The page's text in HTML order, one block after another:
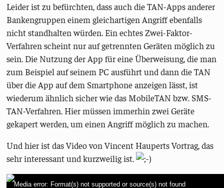
Leider ist zu befürchten, dass auch die TAN-Apps anderer
Bankengruppen einem gleichartigen Angriff ebenfalls
nicht standhalten würden. Ein echtes Zwei-Faktor-
Verfahren scheint nur auf getrennten Geräten möglich zu
sein. Die Nutzung der App für eine Überweisung, die man
zum Beispiel auf seinem PC ausführt und dann die TAN
über die App auf dem Smartphone anzeigen lässt, ist
wiederum ähnlich sicher wie das MobileTAN bzw. SMS-
TAN-Verfahren. Hier müssen immerhin zwei Geräte
gekapert werden, um einen Angriff möglich zu machen.
Und hier ist das Video von Vincent Hauperts Vortrag, das
sehr interessant und kurzweilig ist.